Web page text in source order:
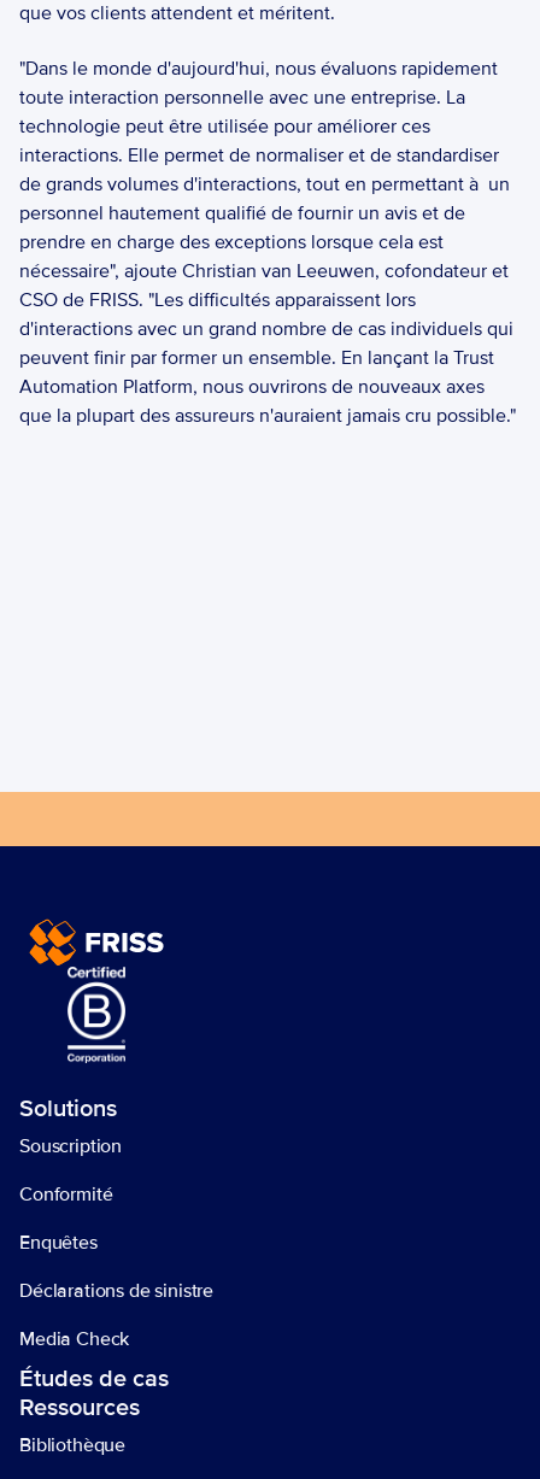
que vos clients attendent et méritent.
"Dans le monde d'aujourd'hui, nous évaluons rapidement
toute interaction personnelle avec une entreprise. La
technologie peut être utilisée pour améliorer ces
interactions. Elle permet de normaliser et de standardiser
de grands volumes d'interactions, tout en permettant à  un
personnel hautement qualifié de fournir un avis et de
prendre en charge des exceptions lorsque cela est
nécessaire", ajoute Christian van Leeuwen, cofondateur et
CSO de FRISS. "Les difficultés apparaissent lors
d'interactions avec un grand nombre de cas individuels qui
peuvent finir par former un ensemble. En lançant la Trust
Automation Platform, nous ouvrirons de nouveaux axes
que la plupart des assureurs n'auraient jamais cru possible."
Lancez dès aujourd'hui votre
processus Trust Automation de
Solutions
Souscription
Conformité
Enquêtes
Déclarations de sinistre
Media Check
Études de cas
Ressources
Bibliothèque